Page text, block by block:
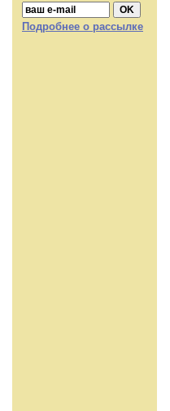
Подробнее о рассылке